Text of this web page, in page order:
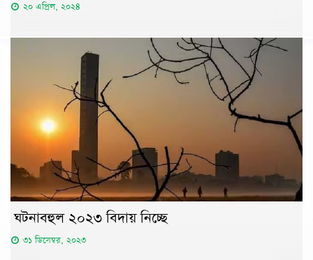
২০ এপ্রিল, ২০২৪
ঘটনাবহুল ২০২৩ বিদায় নিচ্ছে
৩১ ডিসেম্বর, ২০২৩